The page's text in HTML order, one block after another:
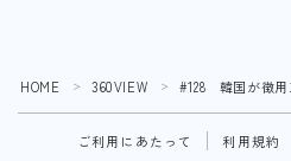
HOME ＞ 360VIEW ＞ #128 韓国が徴用
ご利用にあたって 利用規約